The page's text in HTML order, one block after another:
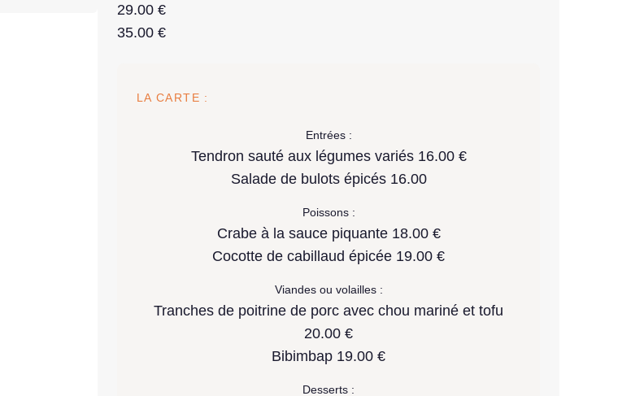
29.00 €
35.00 €
LA CARTE :
Entrées :
Tendron sauté aux légumes variés 16.00 €
Salade de bulots épicés 16.00
Poissons :
Crabe à la sauce piquante 18.00 €
Cocotte de cabillaud épicée 19.00 €
Viandes ou volailles :
Tranches de poitrine de porc avec chou mariné et tofu
20.00 €
Bibimbap 19.00 €
Desserts :